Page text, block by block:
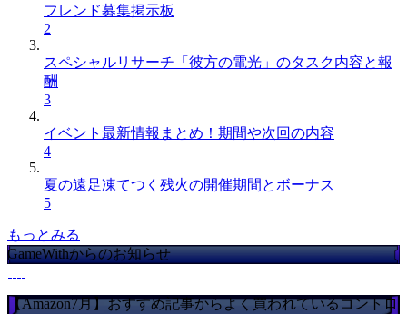
フレンド募集掲示板
2
スペシャルリサーチ「彼方の電光」のタスク内容と報
酬
3
イベント最新情報まとめ！期間や次回の内容
4
夏の遠足凍てつく残火の開催期間とボーナス
5
もっとみる
GameWithからのお知らせ
【Amazon7月】おすすめ記事からよく買われているコントロ